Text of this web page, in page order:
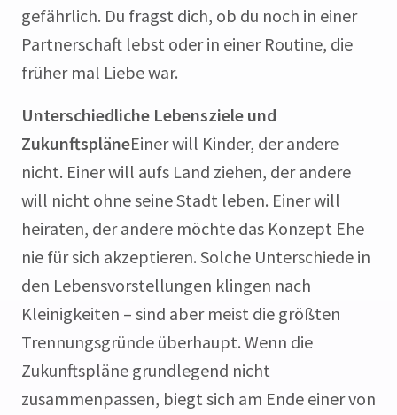
gefährlich. Du fragst dich, ob du noch in einer
Partnerschaft lebst oder in einer Routine, die
früher mal Liebe war.
Unterschiedliche Lebensziele und
ZukunftspläneEiner will Kinder, der andere
nicht. Einer will aufs Land ziehen, der andere
will nicht ohne seine Stadt leben. Einer will
heiraten, der andere möchte das Konzept Ehe
nie für sich akzeptieren. Solche Unterschiede in
den Lebensvorstellungen klingen nach
Kleinigkeiten – sind aber meist die größten
Trennungsgründe überhaupt. Wenn die
Zukunftspläne grundlegend nicht
zusammenpassen, biegt sich am Ende einer von